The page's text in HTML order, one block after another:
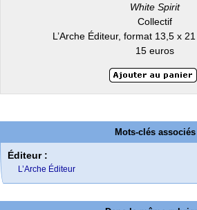
White Spirit
Collectif
L’Arche Éditeur, format 13,5 x
15 euros
Mots-clés associés
Éditeur :
L’Arche Éditeur